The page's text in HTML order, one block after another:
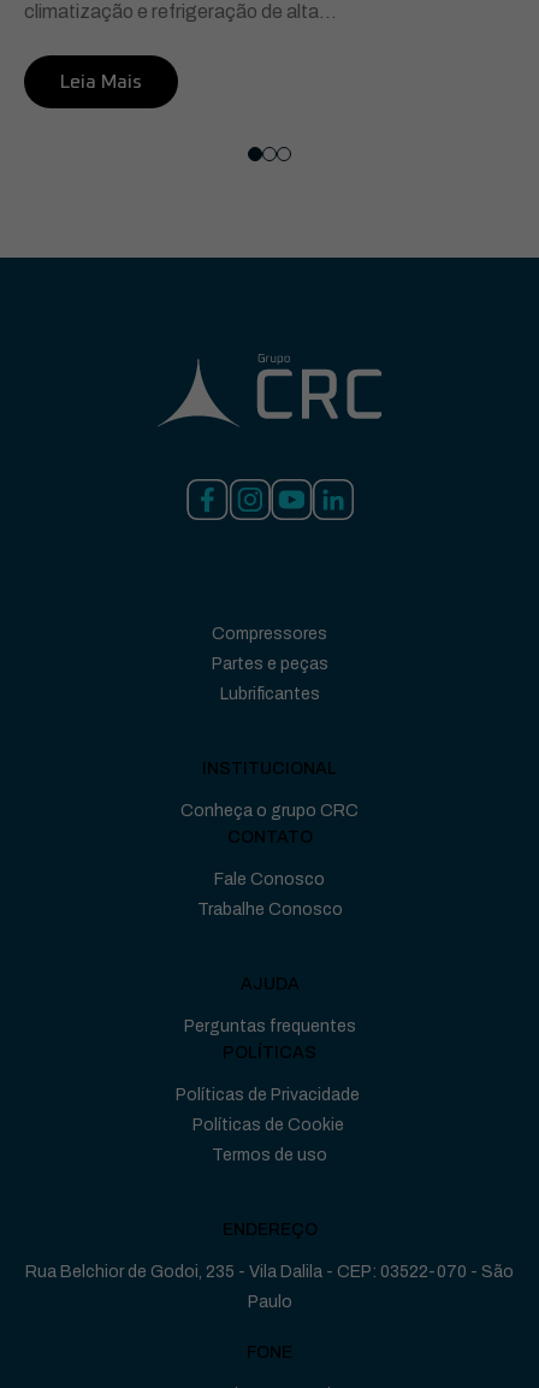
climatização e refrigeração de alta...
Leia Mais
Compressores
Partes e peças
Lubrificantes
INSTITUCIONAL
Conheça o grupo CRC
CONTATO
Fale Conosco
Trabalhe Conosco
AJUDA
Perguntas frequentes
POLÍTICAS
Políticas de Privacidade
Políticas de Cookie
Termos de uso
ENDEREÇO
Rua Belchior de Godoi, 235 - Vila Dalila - CEP: 03522-070 - São
Paulo
FONE